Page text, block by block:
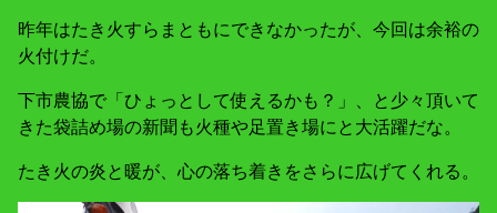
昨年はたき火すらまともにできなかったが、今回は余裕の
火付けだ。
下市農協で「ひょっとして使えるかも？」、と少々頂いて
きた袋詰め場の新聞も火種や足置き場にと大活躍だな。
たき火の炎と暖が、心の落ち着きをさらに広げてくれる。